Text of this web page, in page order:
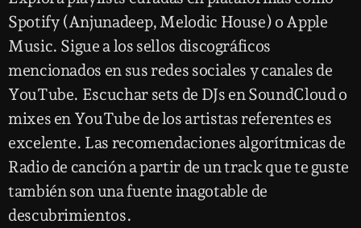
Spotify (Anjunadeep, Melodic House) o Apple
Music. Sigue a los sellos discográficos
mencionados en sus redes sociales y canales de
YouTube. Escuchar sets de DJs en SoundCloud o
mixes en YouTube de los artistas referentes es
excelente. Las recomendaciones algorítmicas de
Radio de canción a partir de un track que te guste
también son una fuente inagotable de
descubrimientos.